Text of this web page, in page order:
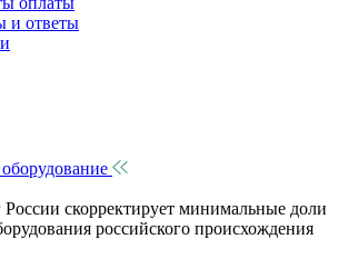
и ответы
скорректирует минимальные доли
российского происхождения